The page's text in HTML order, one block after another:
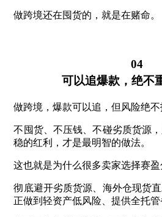
做跨境还在囤货的，就是在赌命。
04
可以追爆款，绝不
做跨境，爆款可以追，但风险绝不
不囤货、不压钱、不碰劣质货源
稳的红利，才是最明智的做法。
这也就是为什么很多卖家选择赛盈
彻底避开劣质货源、海外仓现货
正做到轻资产低风险、提供全托管